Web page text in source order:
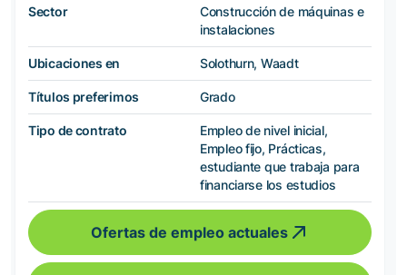
Sector
Construcción de máquinas e
instalaciones
Ubicaciones en Solothurn, Waadt
Títulos preferimos Grado
Tipo de contrato
Empleo de nivel inicial,
Empleo fijo, Prácticas,
estudiante que trabaja para
financiarse los estudios
Ofertas de empleo actuales